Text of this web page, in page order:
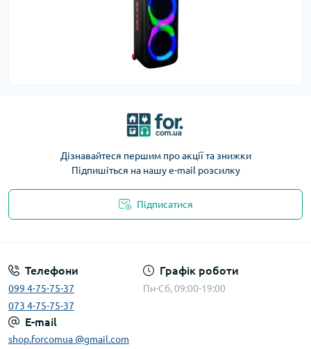
Дізнавайтеся першим про акції та знижки
Підпишіться на нашу e-mail розсилку
Підписатися
Телефони
099 4-75-75-37
073 4-75-75-37
Графік роботи
Пн-Сб, 09:00-19:00
E-mail
shop.forcomua @gmail.com